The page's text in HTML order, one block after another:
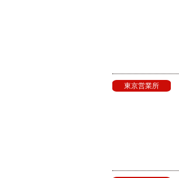
東京営業所